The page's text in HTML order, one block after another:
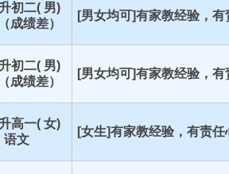
初二( 男)
成绩差）
[男女均可]有家教经验，
初二( 男)
成绩差）
[男女均可]有家教经验，
高一( 女)
语文
[女生]有家教经验，有责任